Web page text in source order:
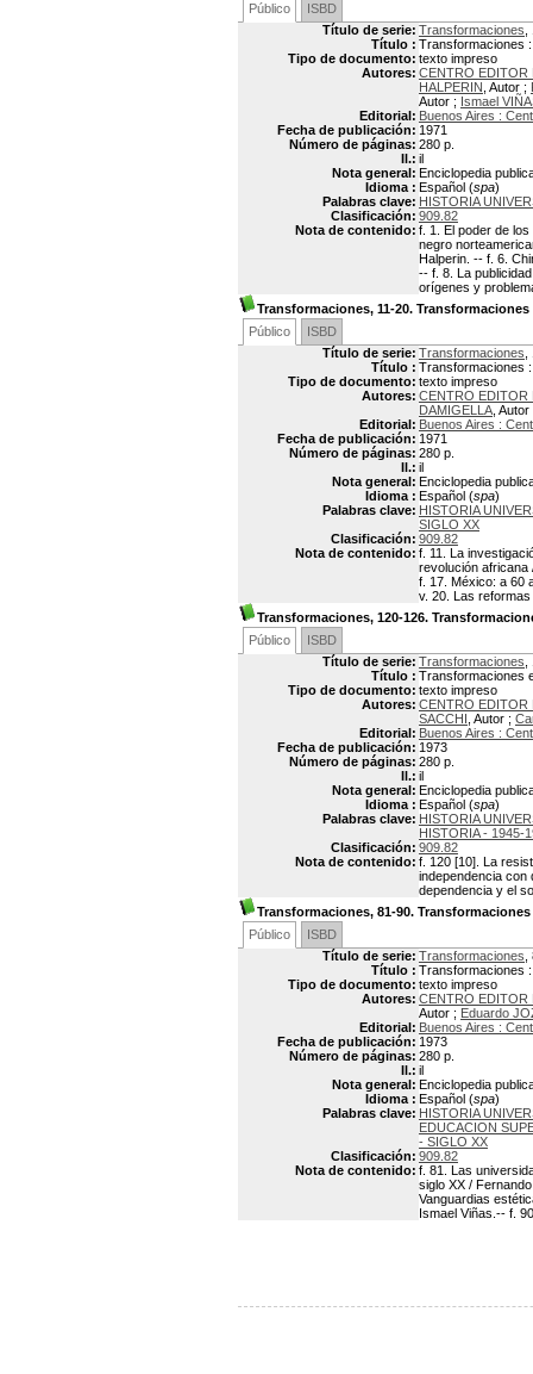
Público
ISBD
Título de serie: Transformaciones
Título : Transformaciones
Tipo de documento: texto impreso
Autores: CENTRO EDITOR
HALPERIN , Autor ;
Autor ; Ismael
Editorial: Buenos Aires :
Fecha de publicación: 1971
Número de páginas: 280 p.
Il.: il
Nota general: Enciclopedia
Idioma : Español (spa)
Palabras clave: HISTORIA
Clasificación: 909.82
Nota de contenido: f. 1. El poder de
negro
Halperin. -- f. 6.
-- f. 8. La
orígenes y
Transformaciones, 11-20. Transformaciones
Público
ISBD
Título de serie: Transformaciones
Título : Transformaciones
Tipo de documento: texto impreso
Autores: CENTRO EDITOR
DAMIGELLA ,
Editorial: Buenos Aires :
Fecha de publicación: 1971
Número de páginas: 280 p.
Il.: il
Nota general: Enciclopedia
Idioma : Español (spa)
Palabras clave: HISTORIA
SIGLO XX
Clasificación: 909.82
Nota de contenido: f. 11. La
revolución africana
f. 17. México: a 60
v. 20. Las
Transformaciones, 120-126.
Público
ISBD
Título de serie: Transformaciones
Título : Transformaciones
Tipo de documento: texto impreso
Autores: CENTRO EDITOR
SACCHI , Autor ;
Editorial: Buenos Aires :
Fecha de publicación: 1973
Número de páginas: 280 p.
Il.: il
Nota general: Enciclopedia
Idioma : Español (spa)
Palabras clave: HISTORIA
HISTORIA - 1945-
Clasificación: 909.82
Nota de contenido: f. 120 [10]. La
independencia con
dependencia y el
Transformaciones, 81-90. Transformaciones
Público
ISBD
Título de serie: Transformaciones
Título : Transformaciones
Tipo de documento: texto impreso
Autores: CENTRO EDITOR
Autor ; Eduardo
Editorial: Buenos Aires :
Fecha de publicación: 1973
Número de páginas: 280 p.
Il.: il
Nota general: Enciclopedia
Idioma : Español (spa)
Palabras clave: HISTORIA
EDUCACION
- SIGLO XX
Clasificación: 909.82
Nota de contenido: f. 81. Las
siglo XX /
Vanguardias
Ismael Viñas.-- f.